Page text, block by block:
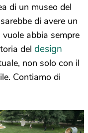
di un museo del
di avere un
abbia sempre
del design
non solo con il
Contiamo di